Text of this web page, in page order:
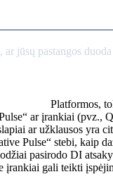
ar jūsų pastangos
Platformos,
ar įrankiai (pvz.,
ar užklausos yra
Pulse“ stebi, kaip
pasirodo DI
įrankiai gali teikti